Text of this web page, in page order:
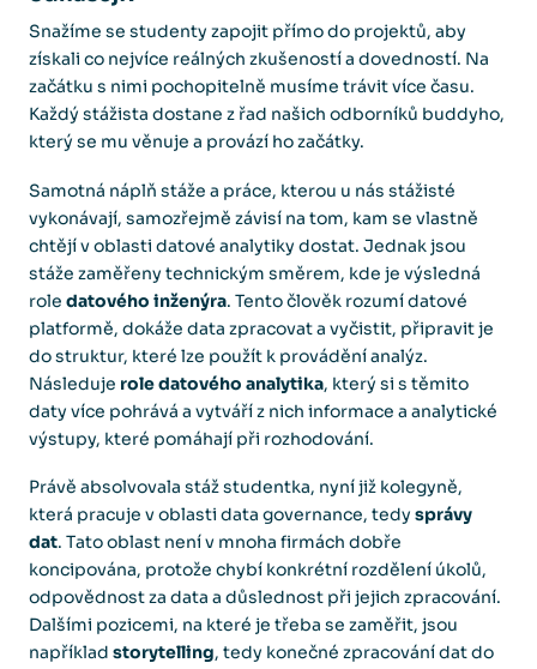
Snažíme se studenty zapojit přímo do projektů, aby
získali co nejvíce reálných zkušeností a dovedností. Na
začátku s nimi pochopitelně musíme trávit více času.
Každý stážista dostane z řad našich odborníků buddyho,
který se mu věnuje a provází ho začátky.
Samotná náplň stáže a práce, kterou u nás stážisté
vykonávají, samozřejmě závisí na tom, kam se vlastně
chtějí v oblasti datové analytiky dostat. Jednak jsou
stáže zaměřeny technickým směrem, kde je výsledná
role datového inženýra. Tento člověk rozumí datové
platformě, dokáže data zpracovat a vyčistit, připravit je
do struktur, které lze použít k provádění analýz.
Následuje role datového analytika, který si s těmito
daty více pohrává a vytváří z nich informace a analytické
výstupy, které pomáhají při rozhodování.
Právě absolvovala stáž studentka, nyní již kolegyně,
která pracuje v oblasti data governance, tedy správy
dat. Tato oblast není v mnoha firmách dobře
koncipována, protože chybí konkrétní rozdělení úkolů,
odpovědnost za data a důslednost při jejich zpracování.
Dalšími pozicemi, na které je třeba se zaměřit, jsou
například storytelling, tedy konečné zpracování dat do